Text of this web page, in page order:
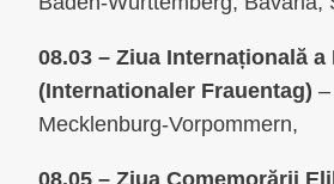
08.03 – Ziua Internațională a
(Internationaler Frauentag)
Mecklenburg-Vorpommern,
08.05 – Ziua Comemorării